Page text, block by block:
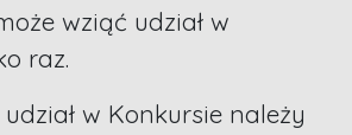
wziąć udział w
raz.
w Konkursie należy